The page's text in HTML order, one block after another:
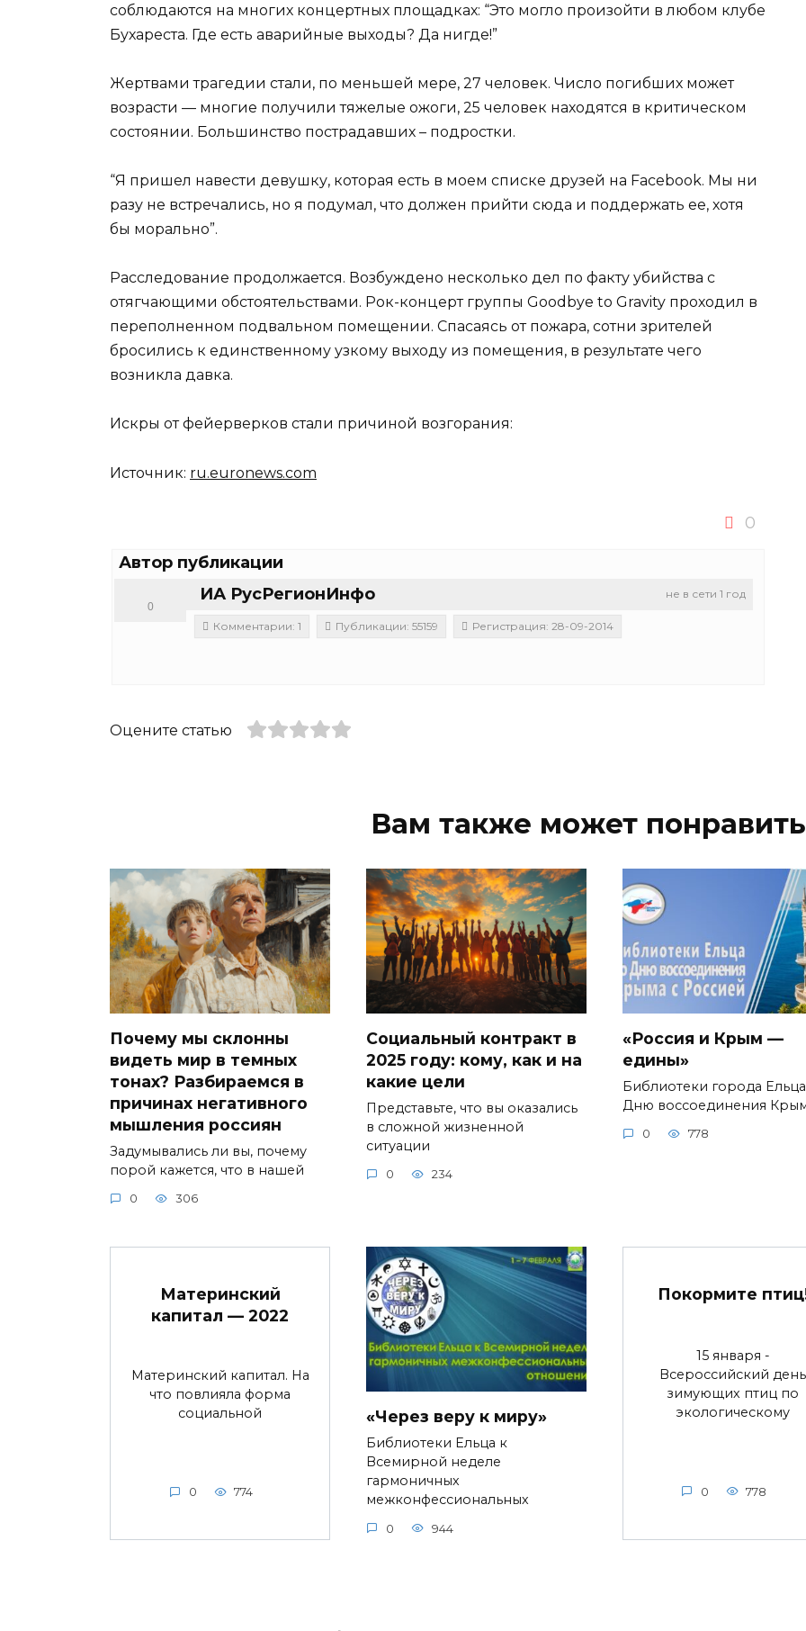
соблюдаются на многих концертных площадках: “Это могло произойти в любом клубе
Бухареста. Где есть аварийные выходы? Да нигде!”
Жертвами трагедии стали, по меньшей мере, 27 человек. Число погибших может
возрасти — многие получили тяжелые ожоги, 25 человек находятся в критическом
состоянии. Большинство пострадавших – подростки.
“Я пришел навести девушку, которая есть в моем списке друзей на Facebook. Мы ни
разу не встречались, но я подумал, что должен прийти сюда и поддержать ее, хотя
бы морально”.
Расследование продолжается. Возбуждено несколько дел по факту убийства с
отягчающими обстоятельствами. Рок-концерт группы Goodbye to Gravity проходил в
переполненном подвальном помещении. Спасаясь от пожара, сотни зрителей
бросились к единственному узкому выходу из помещения, в результате чего
возникла давка.
Искры от фейерверков стали причиной возгорания:
Источник: ru.euronews.com
0
Автор публикации
не в сети 1 год
ИА РусРегионИнфо
0
Комментарии: 1 Публикации: 55159 Регистрация: 28-09-2014
Оцените статью
Вам также может
Почему мы склонны
видеть мир в темных
тонах? Разбираемся в
причинах негативного
мышления россиян
Задумывались ли вы, почему
порой кажется, что в нашей
0 306
Социальный контракт в
2025 году: кому, как и на
какие цели
Представьте, что вы оказались
в сложной жизненной
ситуации
0 234
«Россия и Крым —
едины»
Библиотеки города
Дню воссоединения
0 778
Материнский
капитал — 2022
Материнский капитал. На
что повлияла форма
социальной
0 774
«Через веру к миру»
Библиотеки Ельца к
Всемирной неделе
гармоничных
межконфессиональных
0 944
Покормите
15 января -
Всероссийский день
зимующих птиц по
экологическому
0 778